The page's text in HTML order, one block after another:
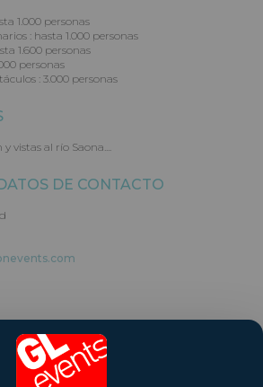
1.000 personas
: hasta 1.000 personas
1.600 personas
personas
: 3.000 personas
vistas al río Saona....
DE CONTACTO